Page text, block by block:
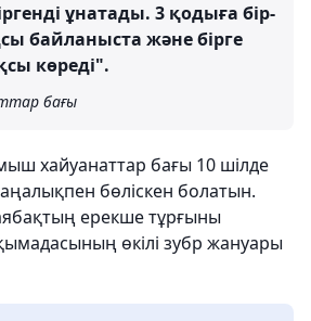
ұнатады. 3 қодыға бір-
байланыста және бірге
көреді".
бағы
хайуанаттар бағы 10 шілде
бөліскен болатын.
ерекше тұрғыны
өкілі зубр жануары